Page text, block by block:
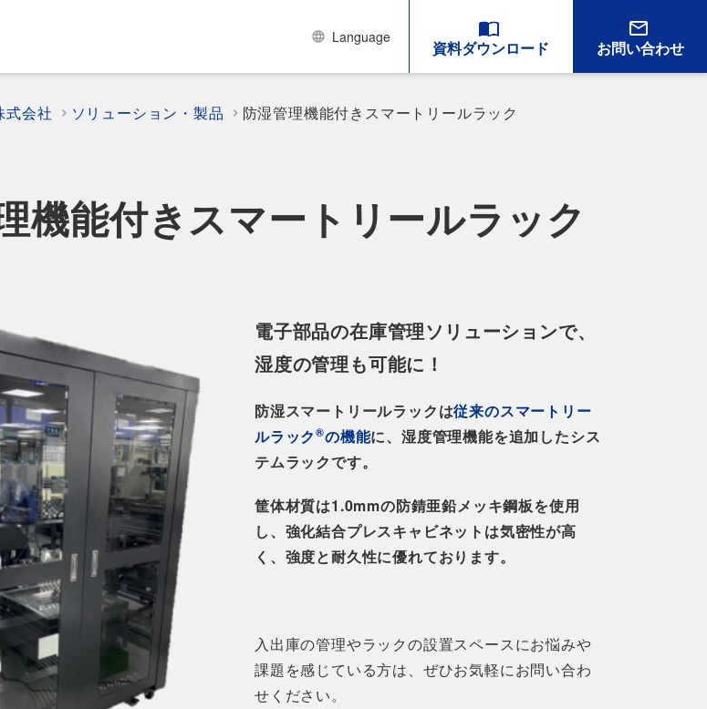
Language
資料ダウンロード お問い合わせ
式会社 ソリューション・製品 防湿管理機能付きスマートリールラック
機能付きスマートリールラック
電子部品の在庫管理ソリューションで、
湿度の管理も可能に！
防湿スマートリールラックは従来のスマートリー
ルラック®の機能に、湿度管理機能を追加したシス
テムラックです。
筐体材質は1.0mmの防錆亜鉛メッキ鋼板を使用
し、強化結合プレスキャビネットは気密性が高
く、強度と耐久性に優れております。
入出庫の管理やラックの設置スペースにお悩みや
課題を感じている方は、ぜひお気軽にお問い合わ
せください。